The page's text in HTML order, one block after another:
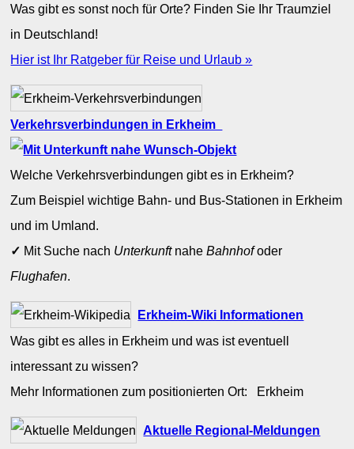
Was gibt es sonst noch für Orte? Finden Sie Ihr Traumziel
in Deutschland!
Hier ist Ihr Ratgeber für Reise und Urlaub »
Verkehrsverbindungen in Erkheim
Welche Verkehrsverbindungen gibt es in Erkheim?
Zum Beispiel wichtige Bahn- und Bus-Stationen in Erkheim
und im Umland.
✓ Mit Suche nach UnterkunftnaheBahnhofoder
Flughafen.
Erkheim-Wiki Informationen
Was gibt es alles in Erkheim und was ist eventuell
interessant zu wissen?
Mehr Informationen zum positionierten Ort: Erkheim
Aktuelle Regional-Meldungen